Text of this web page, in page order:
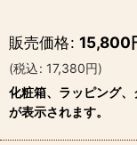
販売価格: 15,800
(税込: 17,380円)
化粧箱、ラッピング
が表示されます。